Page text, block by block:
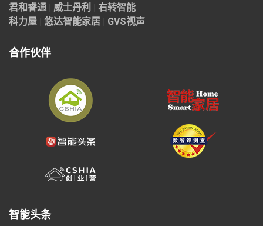
君和睿通
威士丹利
右转智能
科力屋
悠达智能家居 GVS视声
合作伙伴
智能头条